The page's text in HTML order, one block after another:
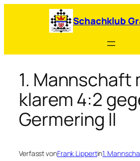
Schachklub
1. Mannschaft
klarem 4:2
Germering II
Verfasst vonFrank Lippertin1.